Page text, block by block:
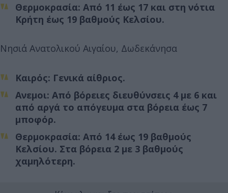
Θερμοκρασία: Από 11 έως 17 και στη νότια
Κρήτη έως 19 βαθμούς Κελσίου.
Νησιά Ανατολικού Αιγαίου, Δωδεκάνησα
Καιρός: Γενικά αίθριος.
Ανεμοι: Από βόρειες διευθύνσεις 4 με 6 και
από αργά το απόγευμα στα βόρεια έως 7
μποφόρ.
Θερμοκρασία: Από 14 έως 19 βαθμούς
Κελσίου. Στα βόρεια 2 με 3 βαθμούς
χαμηλότερη.